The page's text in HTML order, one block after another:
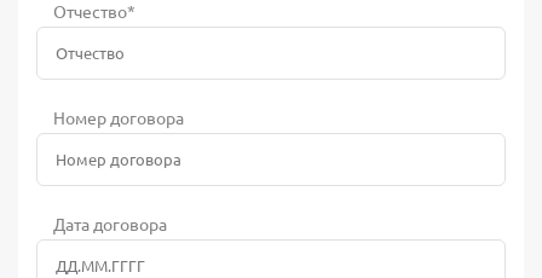
Отчество*
Номер договора
Дата договора